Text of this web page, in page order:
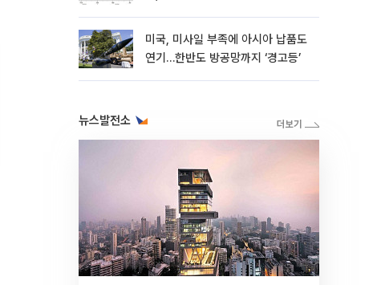
미국, 미사일 부족에 아시아 납품도
연기…한반도 방공망까지 ‘경고등’
뉴스발전소